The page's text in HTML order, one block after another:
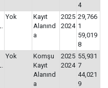
4
Yok
Kayıt
Alanınd
a
2025
2024
29,766
1
59,019
8
Yok
Komşu
Kayıt
Alanınd
a
2025
2024
55,931
7
44,021
9